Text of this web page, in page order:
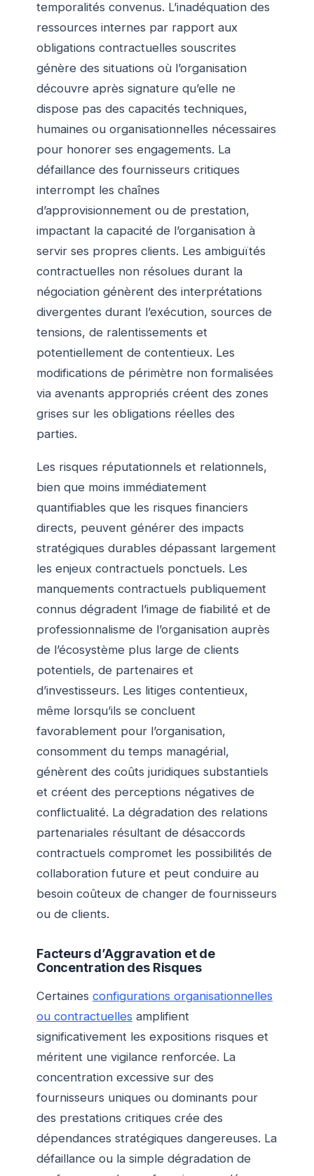
temporalités convenus. L’inadéquation des
ressources internes par rapport aux
obligations contractuelles souscrites
génère des situations où l’organisation
découvre après signature qu’elle ne
dispose pas des capacités techniques,
humaines ou organisationnelles nécessaires
pour honorer ses engagements. La
défaillance des fournisseurs critiques
interrompt les chaînes
d’approvisionnement ou de prestation,
impactant la capacité de l’organisation à
servir ses propres clients. Les ambiguïtés
contractuelles non résolues durant la
négociation génèrent des interprétations
divergentes durant l’exécution, sources de
tensions, de ralentissements et
potentiellement de contentieux. Les
modifications de périmètre non formalisées
via avenants appropriés créent des zones
grises sur les obligations réelles des
parties.
Les risques réputationnels et relationnels,
bien que moins immédiatement
quantifiables que les risques financiers
directs, peuvent générer des impacts
stratégiques durables dépassant largement
les enjeux contractuels ponctuels. Les
manquements contractuels publiquement
connus dégradent l’image de fiabilité et de
professionnalisme de l’organisation auprès
de l’écosystème plus large de clients
potentiels, de partenaires et
d’investisseurs. Les litiges contentieux,
même lorsqu’ils se concluent
favorablement pour l’organisation,
consomment du temps managérial,
génèrent des coûts juridiques substantiels
et créent des perceptions négatives de
conflictualité. La dégradation des relations
partenariales résultant de désaccords
contractuels compromet les possibilités de
collaboration future et peut conduire au
besoin coûteux de changer de fournisseurs
ou de clients.
Facteurs d’Aggravation et de
Concentration des Risques
Certaines configurations organisationnelles
ou contractuelles amplifient
significativement les expositions risques et
méritent une vigilance renforcée. La
concentration excessive sur des
fournisseurs uniques ou dominants pour
des prestations critiques crée des
dépendances stratégiques dangereuses. La
défaillance ou la simple dégradation de